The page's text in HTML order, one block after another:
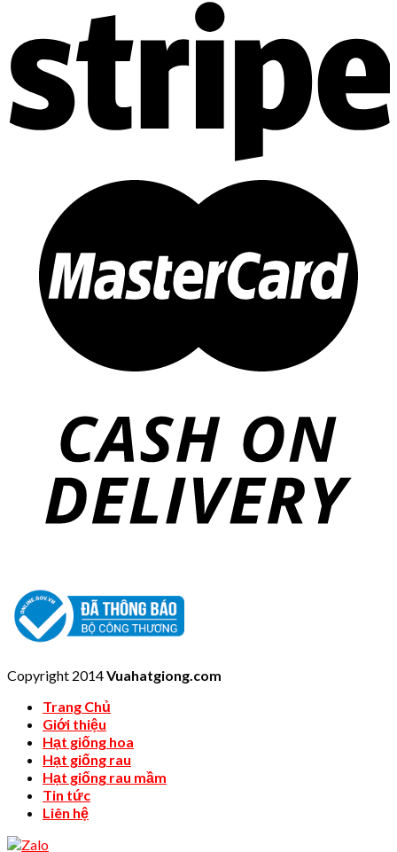
Copyright 2014Vuahatgiong.com
Trang Chủ
Giới thiệu
Hạt giống hoa
Hạt giống rau
Hạt giống rau mầm
Tin tức
Liên hệ